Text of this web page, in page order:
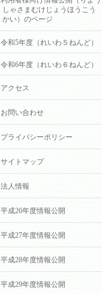
しゃさまむけじょうほうこう
かい）のページ
令和5年度（れいわ５ねんど）
令和6年度（れいわ６ねんど）
アクセス
お問い合わせ
プライバシーポリシー
サイトマップ
法人情報
平成26年度情報公開
平成27年度情報公開
平成28年度情報公開
平成29年度情報公開